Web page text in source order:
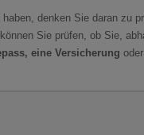
denken Sie daran zu
Sie prüfen, ob Sie,
eine Versicherung